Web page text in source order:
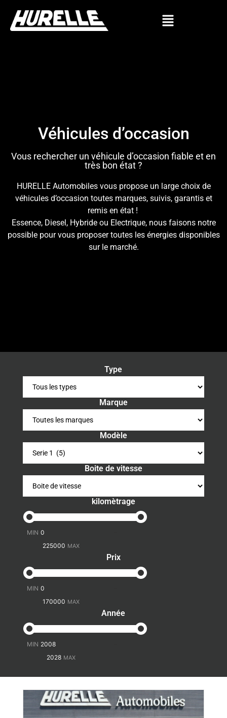
Véhicules d’occasion
Vous rechercher un véhicule d’occasion fiable et en
très bon état ?
HURELLE Automobiles vous propose un large choix de
véhicules d’occasion toutes marques, suivis, garantis et
remis en état !
Essence, Diesel, Hybride ou Electrique, nous faisons notre
possible pour vous proposer toutes les énergies disponibles
sur le marché.
Type
Marque
Modèle
Boite de vitesse
kilomètrage
Prix
Année